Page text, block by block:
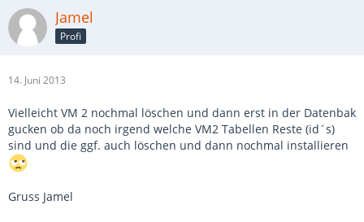
Jamel
Profi
14. Juni 2013
Vielleicht VM 2 nochmal löschen und dann erst in der Datenbak
gucken ob da noch irgend welche VM2 Tabellen Reste (id´s)
sind und die ggf. auch löschen und dann nochmal installieren
Gruss Jamel